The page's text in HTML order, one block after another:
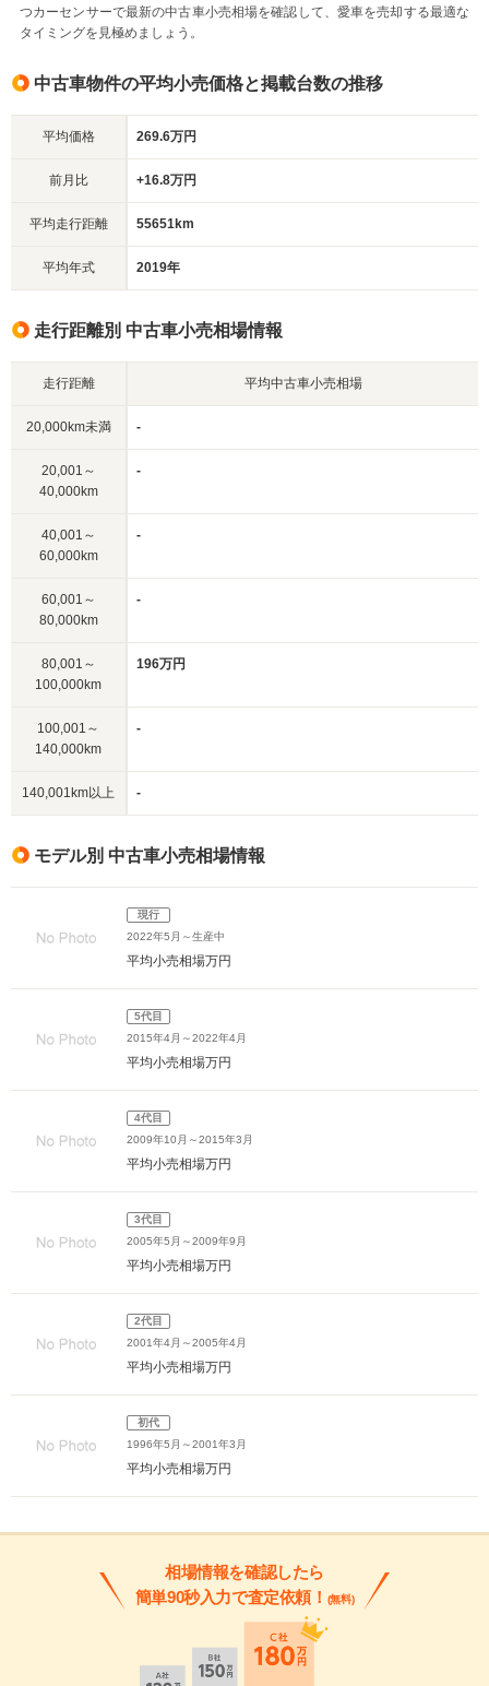
つカーセンサーで最新の中古車小売相場を確認して、愛車を売却する最適な
タイミングを見極めましょう。
中古車物件の平均小売価格と掲載台数の推移
平均価格 269.6万円
前月比 +16.8万円
平均走行距離 55651km
平均年式 2019年
走行距離別 中古車小売相場情報
走行距離 平均中古車小売相場
20,000km未満 -
20,001～
40,000km
-
40,001～
60,000km
-
60,001～
80,000km
-
80,001～
100,000km
196万円
100,001～
140,000km
-
140,001km以上 -
モデル別 中古車小売相場情報
現行
2022年5月～生産中
平均小売相場万円
5代目
2015年4月～2022年4月
平均小売相場万円
4代目
2009年10月～2015年3月
平均小売相場万円
3代目
2005年5月～2009年9月
平均小売相場万円
2代目
2001年4月～2005年4月
平均小売相場万円
初代
1996年5月～2001年3月
平均小売相場万円
相場情報を確認したら
簡単90秒入力で査定依頼！ (無料)